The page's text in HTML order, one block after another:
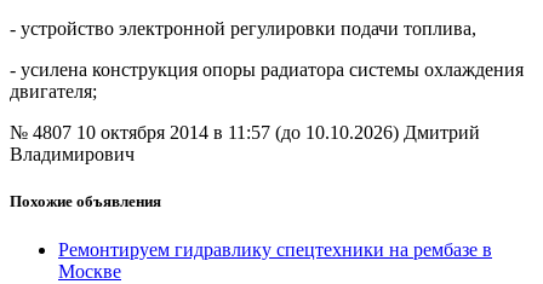
- устройство электронной регулировки подачи топлива,
- усилена конструкция опоры радиатора системы охлаждения
двигателя;
№ 4807 10 октября 2014 в 11:57 (до 10.10.2026) Дмитрий
Владимирович
Похожие объявления
Ремонтируем гидравлику спецтехники на рембазе в
Москве